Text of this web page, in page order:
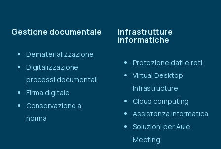
Gestione documentale
Dematerializzazione
Digitalizzazione
processi documentali
Firma digitale
Conservazione a
norma
Infrastrutture
informatiche
Protezione dati e reti
Virtual Desktop
Infrastructure
Cloud computing
Assistenza informatica
Soluzioni per Aule
Meeting